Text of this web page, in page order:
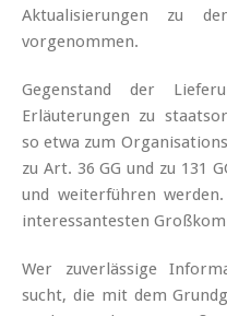
Aktualisierungen zu
vorgenommen.
Gegenstand der
Erläuterungen zu
so etwa zum
zu Art. 36 GG und zu 131
und weiterführen
interessantesten
Wer zuverlässige
sucht, die mit dem